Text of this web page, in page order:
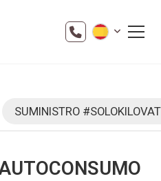
SUMINISTRO